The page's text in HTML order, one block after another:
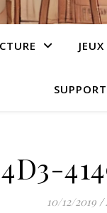
10/12/2019 /